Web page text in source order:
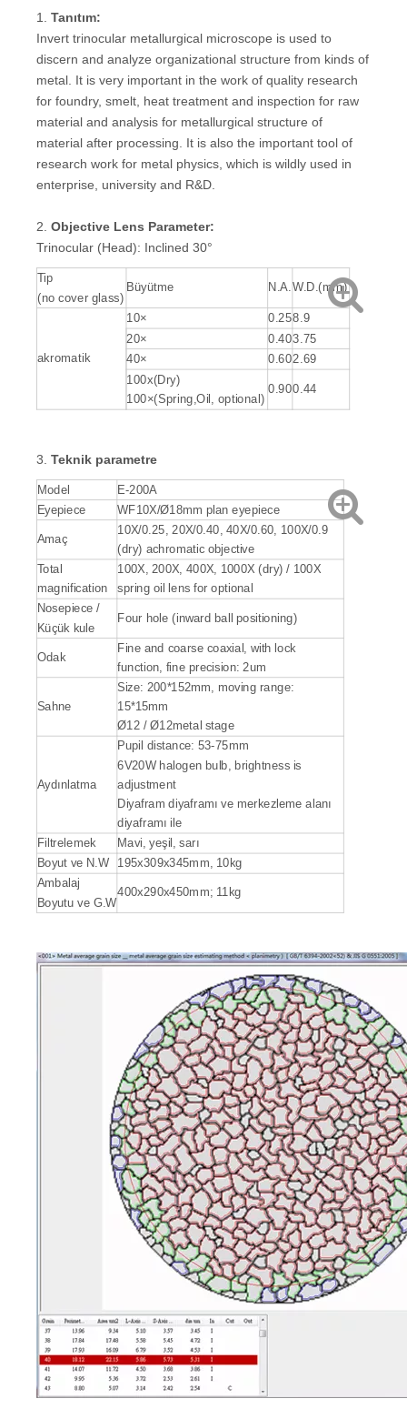
1. Tanıtım:
Invert trinocular metallurgical microscope is used to
discern and analyze organizational structure from kinds of
metal. It is very important in the work of quality research
for foundry, smelt, heat treatment and inspection for raw
material and analysis for metallurgical structure of
material after processing. It is also the important tool of
research work for metal physics, which is wildly used in
enterprise, university and R&D.
2. Objective Lens Parameter:
Trinocular (Head): Inclined 30°
Tip
(no cover glass)
Büyütme N.A.W.D.(mm)
akromatik
10× 0.258.9
20×
0.403.75
40×
0.602.69
100x(Dry)
100×(Spring,Oil, optional)
0.900.44
3. Teknik parametre
Model E-200A
Eyepiece WF10X/Ø18mm plan eyepiece
Amaç
10X/0.25, 20X/0.40, 40X/0.60, 100X/0.9
(dry) achromatic objective
Total
magnification
100X, 200X, 400X, 1000X (dry) / 100X
spring oil lens for optional
Nosepiece /
Küçük kule
Four hole (inward ball positioning)
Odak
Fine and coarse coaxial, with lock
function, fine precision: 2um
Sahne
Size: 200*152mm, moving range:
15*15mm
Ø12 / Ø12metal stage
Aydınlatma
Pupil distance: 53-75mm
6V20W halogen bulb, brightness is
adjustment
Diyafram diyaframı ve merkezleme alanı
diyaframı ile
Filtrelemek
Mavi, yeşil, sarı
Boyut ve N.W
195x309x345mm, 10kg
Ambalaj
Boyutu ve G.W
400x290x450mm; 11kg